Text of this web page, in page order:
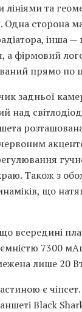
лініями та
Одна сторона
інша —
а фірмовий
прямо по
задньої
над
Також з
що
всередині
7300
лише 20
є
Black